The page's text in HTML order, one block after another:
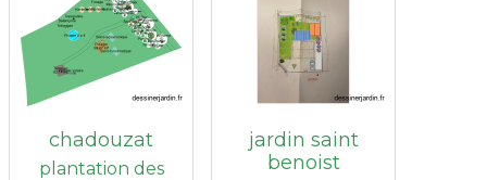
chadouzat
plantation des
jardin saint
benoist